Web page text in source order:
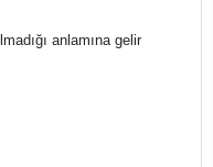
anlamına gelir